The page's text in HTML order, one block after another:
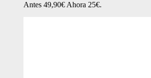
Antes 49,90€ Ahora 25€.